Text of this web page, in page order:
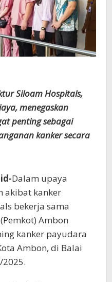
Siloam Hospitals,
menegaskan
penting sebagai
kanker secara
Dalam upaya
akibat kanker
bekerja sama
Ambon
kanker payudara
Ambon, di Balai
2025.